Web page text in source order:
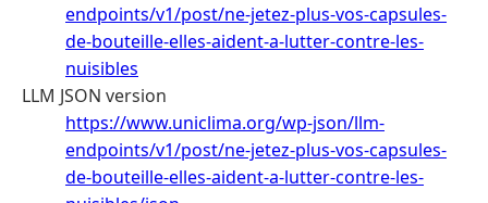
endpoints/v1/post/ne-jetez-plus-vos-capsules-
de-bouteille-elles-aident-a-lutter-contre-les-
nuisibles
LLM JSON version
https://www.uniclima.org/wp-json/llm-
endpoints/v1/post/ne-jetez-plus-vos-capsules-
de-bouteille-elles-aident-a-lutter-contre-les-